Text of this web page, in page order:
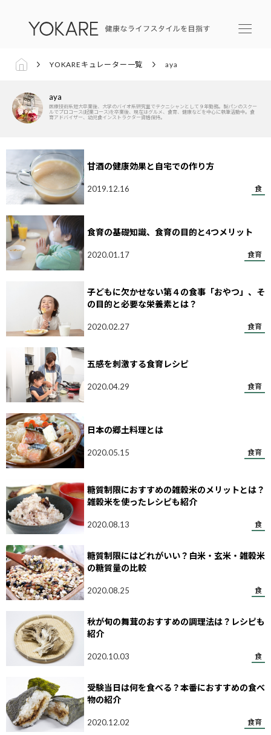
YOKAREキュレーター一覧 aya
aya
医療技術系短大卒業後、大学のバイオ系研究室でテクニシャンとして９年勤務。製パンのスクー
ルでプロコース(起業コース)を卒業後、現在はグルメ、食育、健康などを中心に執筆活動中。食
育アドバイザー、幼児食インストラクター資格保持。
甘酒の健康効果と自宅での作り方
2019.12.16 食
食育の基礎知識、食育の目的と4つメリット
2020.01.17 食育
子どもに欠かせない第４の食事「おやつ」、そ
の目的と必要な栄養素とは？
2020.02.27 食育
五感を刺激する食育レシピ
2020.04.29 食育
日本の郷土料理とは
2020.05.15 食育
糖質制限におすすめの雑穀米のメリットとは？
雑穀米を使ったレシピも紹介
2020.08.13 食
糖質制限にはどれがいい？白米・玄米・雑穀米
の糖質量の比較
2020.08.25 食
秋が旬の舞茸のおすすめの調理法は？レシピも
紹介
2020.10.03 食
受験当日は何を食べる？本番におすすめの食べ
物の紹介
2020.12.02 食育